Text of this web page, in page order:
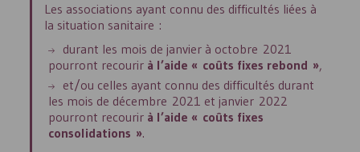
Les associations ayant connu des difficultés liées à
la situation sanitaire :
durant les mois de janvier à octobre 2021
pourront recourir à l’aide « coûts fixes rebond »,
et/ou celles ayant connu des difficultés durant
les mois de décembre 2021 et janvier 2022
pourront recourir à l’aide « coûts fixes
consolidations ».